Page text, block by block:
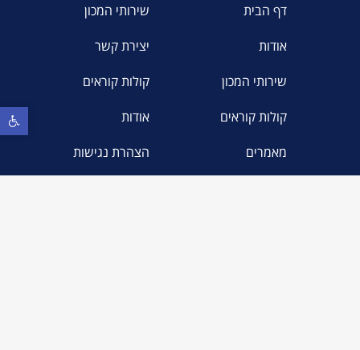
פתח
דף הבית
אודות
שירותי המכון
קולות קוראים
מאמרים
שירותי המכון
יצירת קשר
קולות קוראים
אודות
הצהרת נגישות